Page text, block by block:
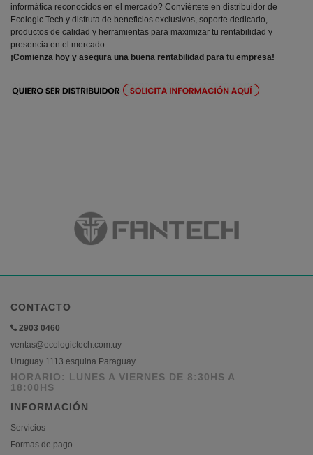
informática reconocidos en el mercado? Conviértete en distribuidor de
Ecologic Tech y disfruta de beneficios exclusivos, soporte dedicado,
productos de calidad y herramientas para maximizar tu rentabilidad y
presencia en el mercado.
¡Comienza hoy y asegura una buena rentabilidad para tu empresa!
CONTACTO
2903 0460
ventas@ecologictech.com.uy
Uruguay 1113 esquina Paraguay
HORARIO: LUNES A VIERNES DE 8:30HS A
18:00HS
INFORMACIÓN
Servicios
Formas de pago